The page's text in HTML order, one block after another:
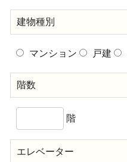
建物種別
マンション 戸建
階数
階
エレベーター